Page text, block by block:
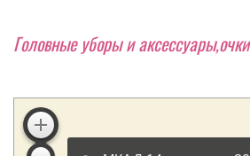
Головные уборы и аксессуары,очки